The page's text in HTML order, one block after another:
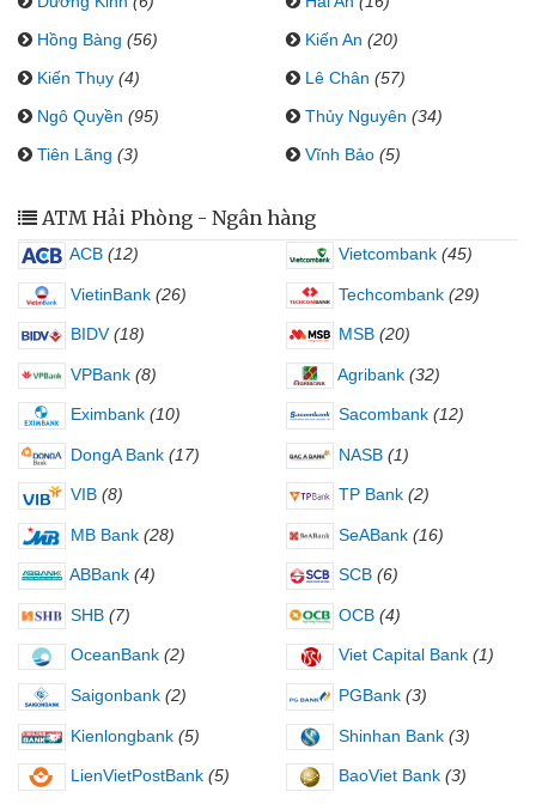
Hồng Bàng (56) Kiến An (20)
Kiến Thụy (4) Lê Chân (57)
Ngô Quyền (95) Thủy Nguyên (34)
Tiên Lãng (3) Vĩnh Bảo (5)
ATM Hải Phòng - Ngân hàng
ACB (12) Vietcombank (45)
VietinBank (26) Techcombank (29)
BIDV (18) MSB (20)
VPBank (8) Agribank (32)
Eximbank (10) Sacombank (12)
DongA Bank (17) NASB (1)
VIB (8) TP Bank (2)
MB Bank (28) SeABank (16)
ABBank (4) SCB (6)
SHB (7) OCB (4)
OceanBank (2) Viet Capital Bank (1)
Saigonbank (2) PGBank (3)
Kienlongbank (5) Shinhan Bank (3)
LienVietPostBank (5) BaoViet Bank (3)